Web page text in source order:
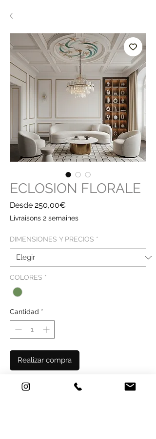
ECLOSION FLORALE
Desde 250,00€
de
oferta
Livraisons 2 semaines
DIMENSIONES Y PRECIOS *
COLORES *
Cantidad *
Realizar compra
Transforme su interior con nuestro